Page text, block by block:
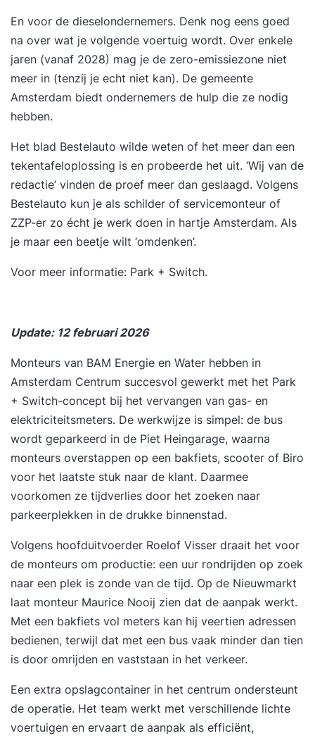
En voor de dieselondernemers. Denk nog eens goed
na over wat je volgende voertuig wordt. Over enkele
jaren (vanaf 2028) mag je de zero-emissiezone niet
meer in (tenzij je echt niet kan). De gemeente
Amsterdam biedt ondernemers de hulp die ze nodig
hebben.
Het blad Bestelauto wilde weten of het meer dan een
tekentafeloplossing is en probeerde het uit. ‘Wij van de
redactie’ vinden de proef meer dan geslaagd. Volgens
Bestelauto kun je als schilder of servicemonteur of
ZZP-er zo écht je werk doen in hartje Amsterdam. Als
je maar een beetje wilt ‘omdenken’.
Voor meer informatie: Park + Switch.
Update: 12 februari 2026
Monteurs van BAM Energie en Water hebben in
Amsterdam Centrum succesvol gewerkt met het Park
+ Switch-concept bij het vervangen van gas- en
elektriciteitsmeters. De werkwijze is simpel: de bus
wordt geparkeerd in de Piet Heingarage, waarna
monteurs overstappen op een bakfiets, scooter of Biro
voor het laatste stuk naar de klant. Daarmee
voorkomen ze tijdverlies door het zoeken naar
parkeerplekken in de drukke binnenstad.
Volgens hoofduitvoerder Roelof Visser draait het voor
de monteurs om productie: een uur rondrijden op zoek
naar een plek is zonde van de tijd. Op de Nieuwmarkt
laat monteur Maurice Nooij zien dat de aanpak werkt.
Met een bakfiets vol meters kan hij veertien adressen
bedienen, terwijl dat met een bus vaak minder dan tien
is door omrijden en vaststaan in het verkeer.
Een extra opslagcontainer in het centrum ondersteunt
de operatie. Het team werkt met verschillende lichte
voertuigen en ervaart de aanpak als efficiënt,